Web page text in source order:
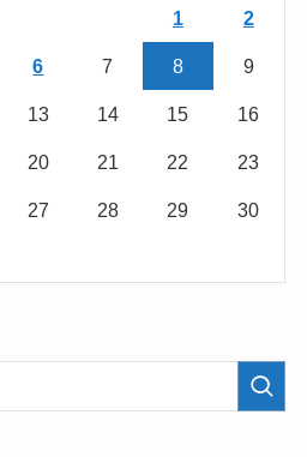
1 2
6 7 8 9
13 14 15 16
20 21 22 23
27 28 29 30